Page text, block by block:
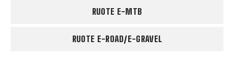
RUOTE E-MTB
RUOTE E-ROAD/E-GRAVEL